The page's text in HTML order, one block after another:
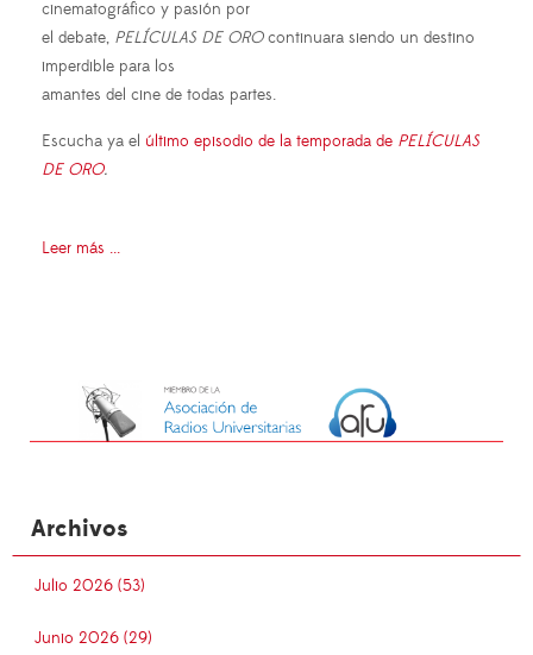
cinematográfico y pasión por
el debate, PELÍCULAS DE OROcontinuara siendo un destino
imperdible para los
amantes del cine de todas partes.
Escucha ya el último episodio de la temporada de PELÍCULAS
DE ORO.
Leer más ...
Archivos
Julio 2026 (53)
Junio 2026 (29)